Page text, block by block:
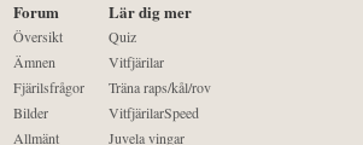
Forum
Översikt
Ämnen
Fjärilsfrågor
Bilder
Allmänt
Lär dig mer
Quiz
Vitfjärilar
Träna raps/kål/rov
VitfjärilarSpeed
Juvela vingar